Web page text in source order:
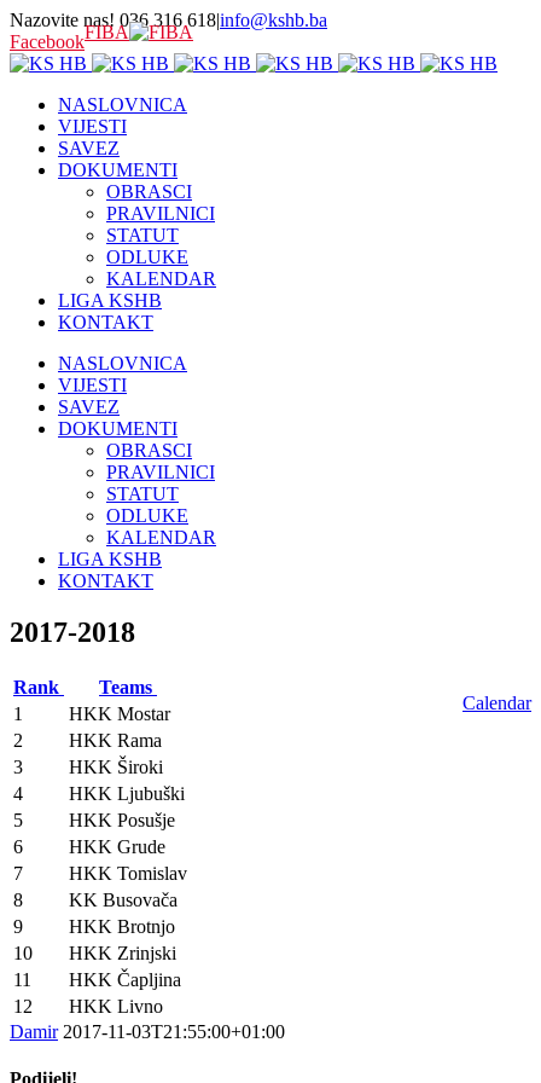
Nazovite nas! 036 316 618|info@kshb.ba
FacebookFIBA
NASLOVNICA
VIJESTI
SAVEZ
DOKUMENTI
OBRASCI
PRAVILNICI
STATUT
ODLUKE
KALENDAR
LIGA KSHB
KONTAKT
NASLOVNICA
VIJESTI
SAVEZ
DOKUMENTI
OBRASCI
PRAVILNICI
STATUT
ODLUKE
KALENDAR
LIGA KSHB
KONTAKT
2017-2018
Calendar
Rank
Teams
1
HKK Mostar
2
HKK Rama
3
HKK Široki
4
HKK Ljubuški
5
HKK Posušje
6
HKK Grude
7
HKK Tomislav
8
KK Busovača
9
HKK Brotnjo
10
HKK Zrinjski
11
HKK Čapljina
12
HKK Livno
Damir 2017-11-03T21:55:00+01:00
Podijeli!